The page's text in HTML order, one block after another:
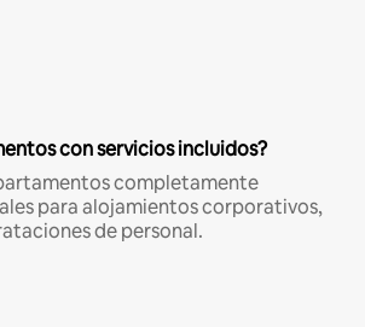
con servicios incluidos?
completamente
para alojamientos corporativos,
de personal.